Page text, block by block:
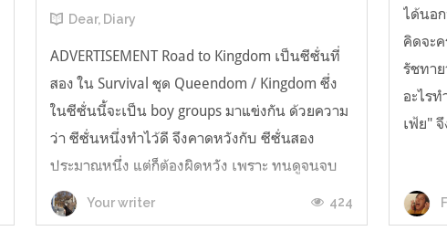
Dear, Diary
ADVERTISEMENT Road to Kingdom เป็นซีซั่นที่
สอง ใน Survival ชุด Queendom / Kingdom ซึ่ง
ในซีซั่นนี้จะเป็น boy groups มาแข่งกัน ด้วยความ
ว่า ซีซั่นหนึ่งทำไว้ดี จึงคาดหวังกับ ซีซั่นสอง
ประมาณหนึ่ง แต่ก็ต้องผิดหวัง เพราะ ทนดูจนจบ
ไม่ได้เลยค่ะ #ดูไม่จบจริงๆนะ5555 สมาชิกในการ
แข่งขันครั้งนี้ค่ะ Road to Kingdo...
Your writer 424
ได้นอ
คิดจะ
รัชทา
อะไร
เฟ้ย"